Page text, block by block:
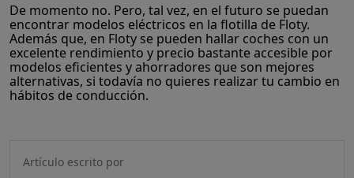
De momento no. Pero, tal vez, en el futuro se puedan
encontrar modelos eléctricos en la flotilla de Floty.
Además que, en Floty se pueden hallar coches con un
excelente rendimiento y precio bastante accesible por
modelos eficientes y ahorradores que son mejores
alternativas, si todavía no quieres realizar tu cambio en
hábitos de conducción.
Artículo escrito por